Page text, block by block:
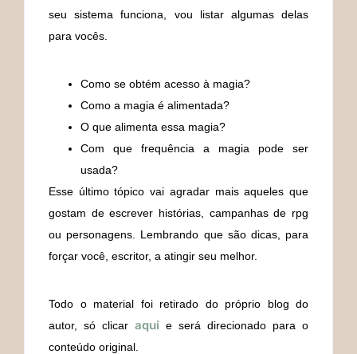
seu sistema funciona, vou listar algumas delas
para vocês.
Como se obtém acesso à magia?
Como a magia é alimentada?
O que alimenta essa magia?
Com que frequência a magia pode ser
usada?
Esse último tópico vai agradar mais aqueles que
gostam de escrever histórias, campanhas de rpg
ou personagens. Lembrando que são dicas, para
forçar você, escritor, a atingir seu melhor.
Todo o material foi retirado do próprio blog do
autor, só clicar aqui e será direcionado para o
conteúdo original.